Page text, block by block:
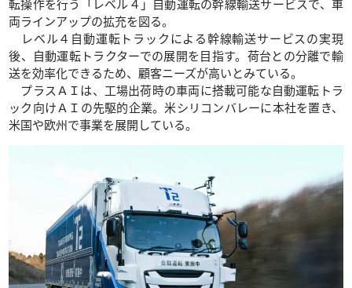
転操作を行う「レベル４」自動運転の幹線輸送サービスで、車
両ラインアップの拡充を図る。
レベル４自動運転トラックによる幹線輸送サービスの実現
後、自動運転トラクターでの展開を目指す。荷台との分離で輸
送を効率化できるため、顧客ニーズが高いとみている。
プラスＡＩは、工場出荷時の車両に搭載可能な自動運転トラ
ック向けＡＩの先駆的企業。米シリコンバレーに本社を置き、
米国や欧州で事業を展開している。